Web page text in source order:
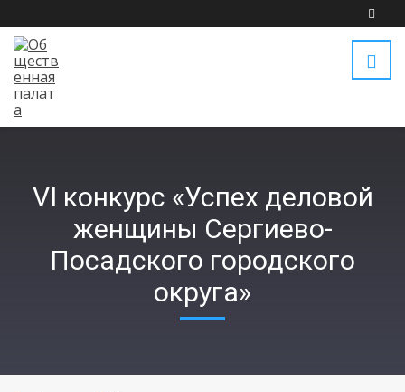
VI конкурс «Успех деловой
женщины Сергиево-
Посадского городского
округа»